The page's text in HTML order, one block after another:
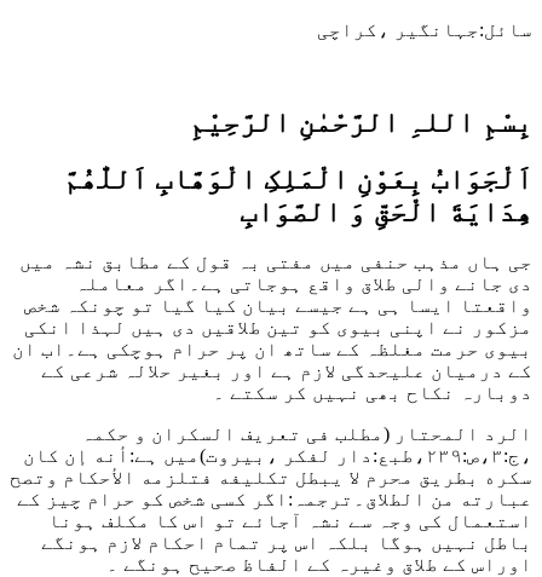
سائل:جہانگیر ،کراچی
بِسْمِ اللہِ الرَّحْمٰنِ الرَّحِيْمِ
اَلْجَوَابُ بِعَوْنِ الْمَلِکِ الْوَھَّابِ اَللّٰھُمَّ
ھِدَايَةَ الْحَقِّ وَ الصَّوَابِ
جی ہاں مذہب حنفی میں مفتی بہ قول کے مطابق نشہ میں
دی جانے والی طلاق واقع ہوجاتی ہے۔اگر معاملہ
واقعتا ایسا ہی ہے جیسے بیان کیا گیا تو چونکہ شخص
مزکور نے اپنی بیوی کو تین طلاقیں دی ہیں لہذا انکی
بیوی حرمت مغلظہ کے ساتھ ان پر حرام ہوچکی ہے۔اب ان
کے درمیان علیحدگی لازم ہے اور بغیر حلالہ شرعی کے
دوبارہ نکاح بھی نہیں کر سکتے ۔
الرد المحتار (مطلب فی تعریف السکران و حکمہ
،ج:۳،ص:۲۳۹،طبع:دار لفکر ،بیروت)میں ہے:
أنه إن كان
سكره بطريق محرم لا يبطل تكليفه فتلزمه الأحكام وتصح
عبارته من الطلاق۔ ترجمہ:اگر کسی شخص کو حرام چیز کے
استعمال کی وجہ سے نشہ آجائے تو اس کا مکلف ہونا
باطل نہیں ہوگا بلکہ اس پر تمام احکام لازم ہونگے
اوراس کے طلاق وغیرہ کے الفاظ صحیح ہونگے ۔